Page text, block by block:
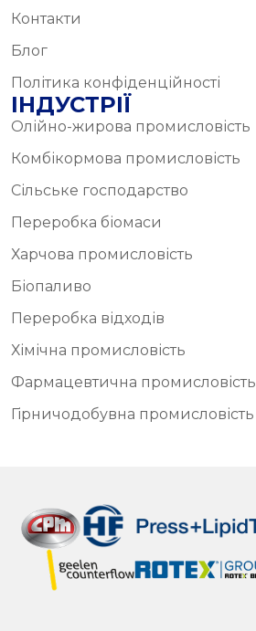
Контакти
Блог
Політика конфіденційності
ІНДУСТРІЇ
Олійно-жирова промисловість
Комбікормова промисловість
Сільське господарство
Переробка біомаси
Харчова промисловість
Біопаливо
Переробка відходів
Хімічна промисловість
Фармацевтична промисловість
Гірничодобувна промисловість